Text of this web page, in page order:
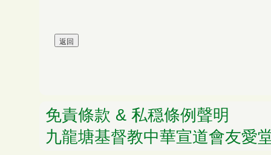
免責條款 & 私穏條例聲明
九龍塘基督教中華宣道會友愛